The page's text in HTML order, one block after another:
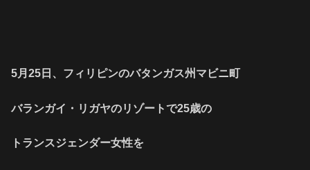
5月25日、フィリピンのバタンガス州マビニ町
バランガイ・リガヤのリゾートで25歳の
トランスジェンダー女性を